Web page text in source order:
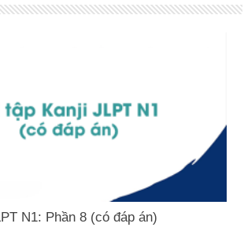
N1: Phần 8 (có đáp án)